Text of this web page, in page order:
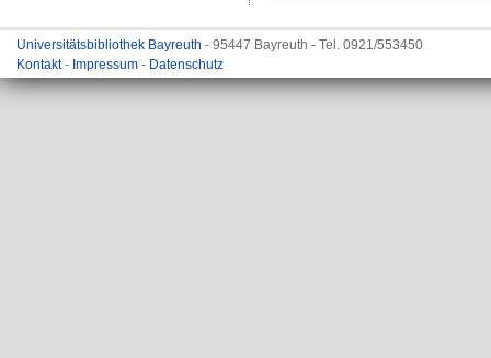
Universitätsbibliothek Bayreuth - 95447 Bayreuth - Tel. 0921/553450
Kontakt- Impressum - Datenschutz